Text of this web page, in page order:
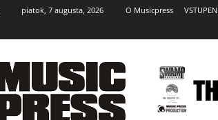
piatok, 7 augusta, 2026 O Musicpress